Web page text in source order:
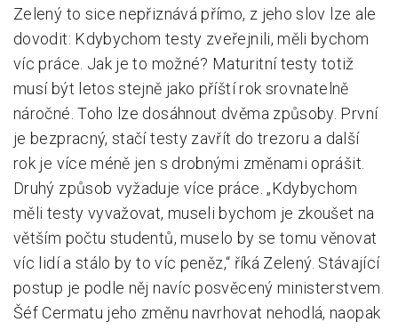
Zelený to sice nepřiznává přímo, z jeho slov lze ale
dovodit: Kdybychom testy zveřejnili, měli bychom
víc práce. Jak je to možné? Maturitní testy totiž
musí být letos stejně jako příští rok srovnatelně
náročné. Toho lze dosáhnout dvěma způsoby. První
je bezpracný, stačí testy zavřít do trezoru a další
rok je více méně jen s drobnými změnami oprášit.
Druhý způsob vyžaduje více práce. „Kdybychom
měli testy vyvažovat, museli bychom je zkoušet na
větším počtu studentů, muselo by se tomu věnovat
víc lidí a stálo by to víc peněz,“ říká Zelený. Stávající
postup je podle něj navíc posvěcený ministerstvem.
Šéf Cermatu jeho změnu navrhovat nehodlá, naopak